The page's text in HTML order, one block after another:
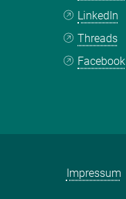
LinkedIn
Threads
Facebook
Impressum